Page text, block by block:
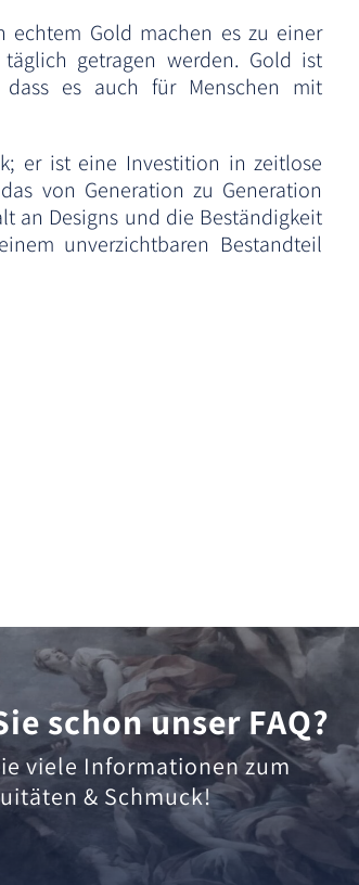
Gold machen es zu einer
getragen werden. Gold ist
es auch für Menschen mit
er ist eine Investition in zeitlose
von Generation zu Generation
an Designs und die Beständigkeit
unverzichtbaren Bestandteil
schon unser FAQ?
viele Informationen zum
& Schmuck!